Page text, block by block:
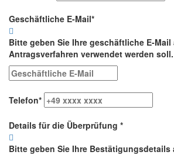
Geschäftliche E-Mail*
Bitte geben Sie Ihre geschäftliche E-
Antragsverfahren verwendet werden soll.
Telefon*
Details für die Überprüfung *
Bitte geben Sie Ihre Bestätigungsdetails